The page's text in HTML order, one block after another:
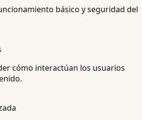
básico y seguridad del
cómo interactúan los usuarios